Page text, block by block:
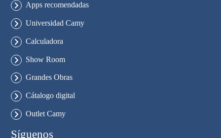
Apps recomendadas
Universidad Camy
Calculadora
Show Room
Grandes Obras
Cátalogo digital
Outlet Camy
Síguenos